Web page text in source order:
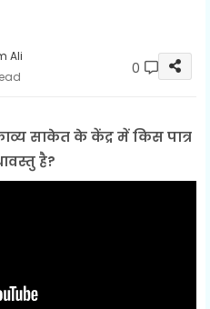
Ali
0
साकेत के केंद्र में किस पात्र
है?